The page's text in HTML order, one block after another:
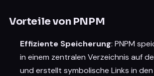
Vorteile von PNPM
Effiziente Speicherung: PNPM
in einem zentralen Verzeichnis auf
und erstellt symbolische Links in den